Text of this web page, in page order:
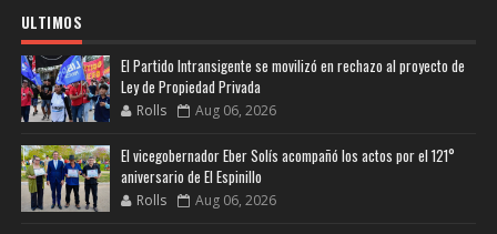
ULTIMOS
El Partido Intransigente se movilizó en rechazo al proyecto de
Ley de Propiedad Privada
Rolls Aug 06, 2026
El vicegobernador Eber Solís acompañó los actos por el 121°
aniversario de El Espinillo
Rolls Aug 06, 2026